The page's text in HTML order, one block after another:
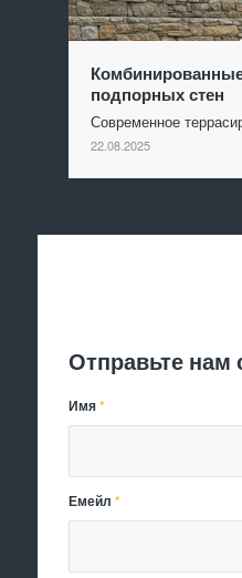
подпорных стен
Современное
22.08.2025
Отправьте нам
Имя*
Емейл*